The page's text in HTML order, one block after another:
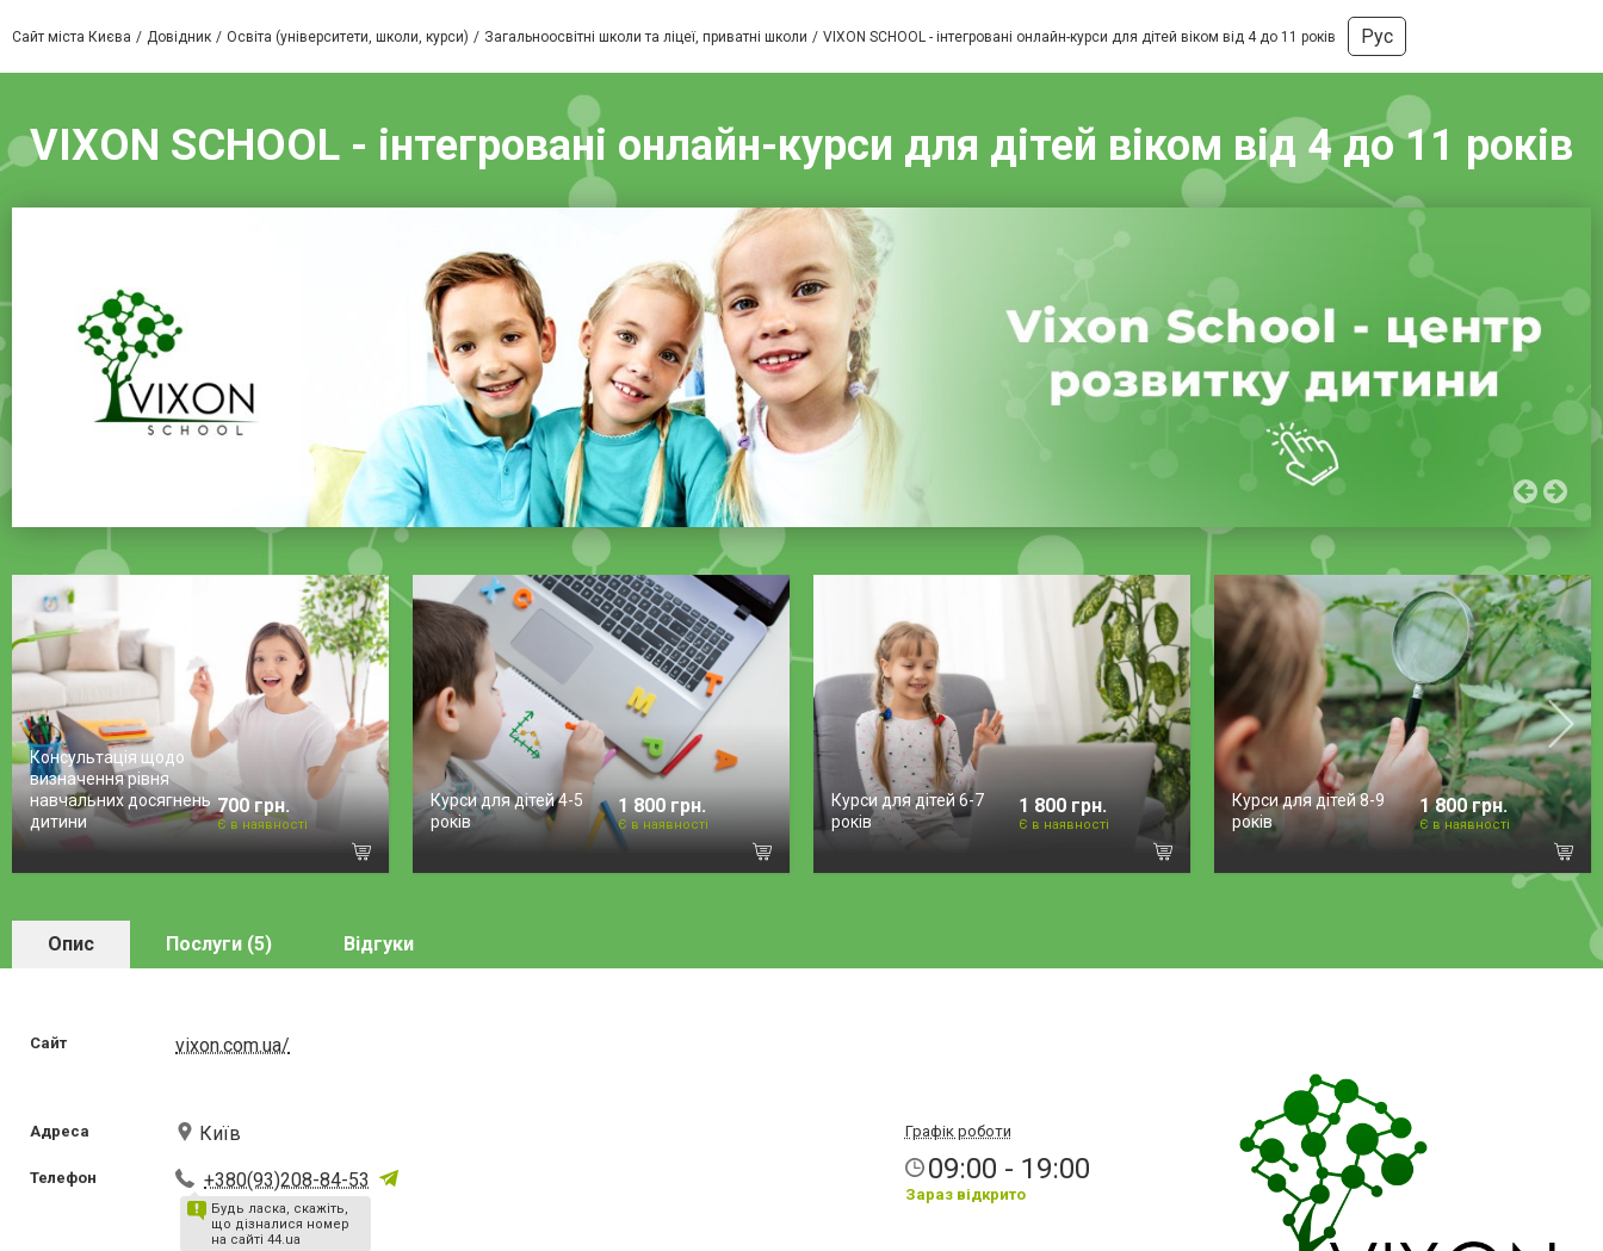
Сайт міста Києва Довідник Освіта (університети, школи, курси) Загальноосвітні школи та ліцеї, приватні школи VIXON SCHOOL - інтегровані онлайн-курси для дітей віком від 4 до 11 років Рус
VIXON SCHOOL - інтегровані онлайн-курси для дітей віком від 4 до 11 років
Консультація щодо
визначення рівня
навчальних досягнень
дитини
700 грн.
Є в наявності
Курси для дітей 4-5
років
1 800 грн.
Є в наявності
Курси для дітей 6-7
років
1 800 грн.
Є в наявності
Курси для дітей 8-9
років
1 800 грн.
Є в наявності
Опис Послуги (5) Відгуки
Сайт vixon.com.ua/
Адреса Київ
Телефон +380(93)208-84-53
Будь ласка, скажіть,
що дізналися номер
на сайті 44.ua
Графік роботи
09:00 - 19:00
Зараз відкрито